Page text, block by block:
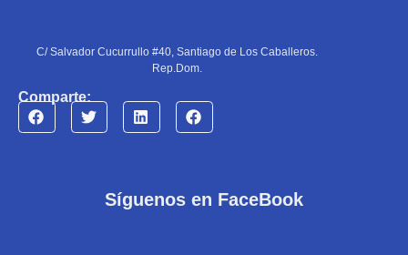
C/ Salvador Cucurrullo #40, Santiago de Los Caballeros.
Rep.Dom.
Comparte:
Síguenos en FaceBook